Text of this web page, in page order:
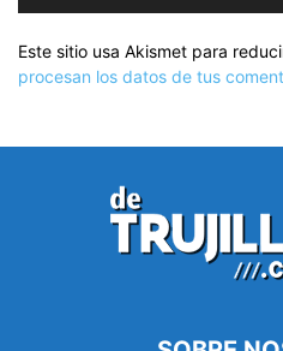
Este sitio usa Akismet para
procesan los datos de tus